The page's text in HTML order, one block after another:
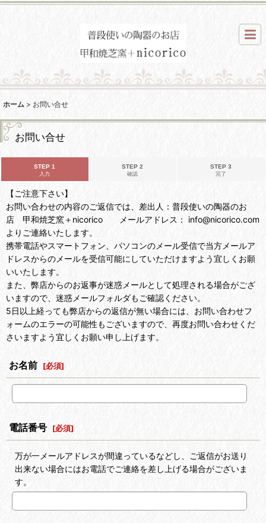
ホーム > お問い合せ
お問い合せ
STEP 1
入力
STEP 2
確認
STEP 3
完了
【ご注意下さい】
お問い合わせの内容のご返信では、差出人：普段使いの陶器のお
店 甲和焼芝窯＋nicorico メールアドレス： info@nicorico.com
よりご連絡いたします。
携帯電話やスマートフォン、パソコンのメール受信で当方メールア
ドレスからのメールを受信可能にしていただけますよう宜しくお願
いいたします。
また、弊店からのお返事が迷惑メールとして処理される場合がござ
いますので、迷惑メールフォルダもご確認ください。
5日以上経っても弊店からの返信が無い場合には、お問い合わせフ
ォームのエラーの可能性もございますので、再度お問い合わせくだ
さいますよう宜しくお願い申し上げます。
お名前 [必須]
電話番号 [必須]
万が一メールアドレスが間違っているなどし、ご返信がお送り
出来ない場合にはお電話でご連絡を差し上げる場合がございま
す。